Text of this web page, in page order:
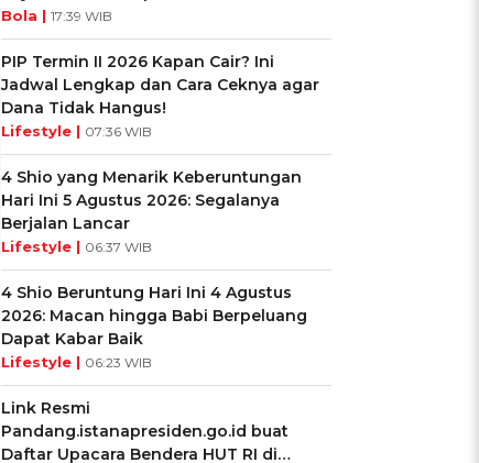
Bola | 17:39 WIB
PIP Termin II 2026 Kapan Cair? Ini
Jadwal Lengkap dan Cara Ceknya agar
Dana Tidak Hangus!
Lifestyle | 07:36 WIB
4 Shio yang Menarik Keberuntungan
Hari Ini 5 Agustus 2026: Segalanya
Berjalan Lancar
Lifestyle | 06:37 WIB
4 Shio Beruntung Hari Ini 4 Agustus
2026: Macan hingga Babi Berpeluang
Dapat Kabar Baik
Lifestyle | 06:23 WIB
Link Resmi
Pandang.istanapresiden.go.id buat
Daftar Upacara Bendera HUT RI di